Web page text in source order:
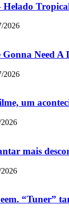
2026
Gonna Need
2026
um
mais
“Tuner”